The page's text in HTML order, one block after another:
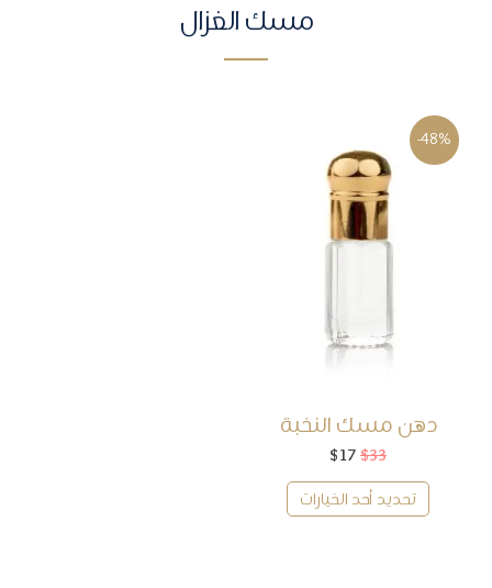
مسك الغزال
دهن مسك النخبة
$33 السعر
هو:
$33.
$17
هو:
$17.
-48%
تحديد أحد الخيارات